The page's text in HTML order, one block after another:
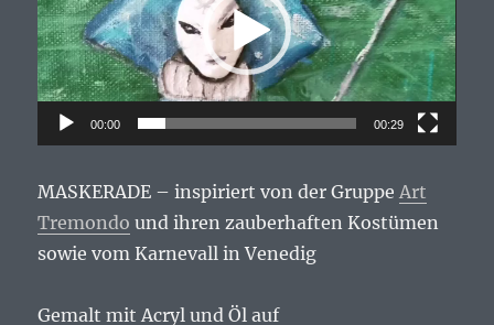
00:00 00:29
MASKERADE – inspiriert von der Gruppe Art
Tremondo und ihren zauberhaften Kostümen
sowie vom Karnevall in Venedig
Gemalt mit Acryl und Öl auf